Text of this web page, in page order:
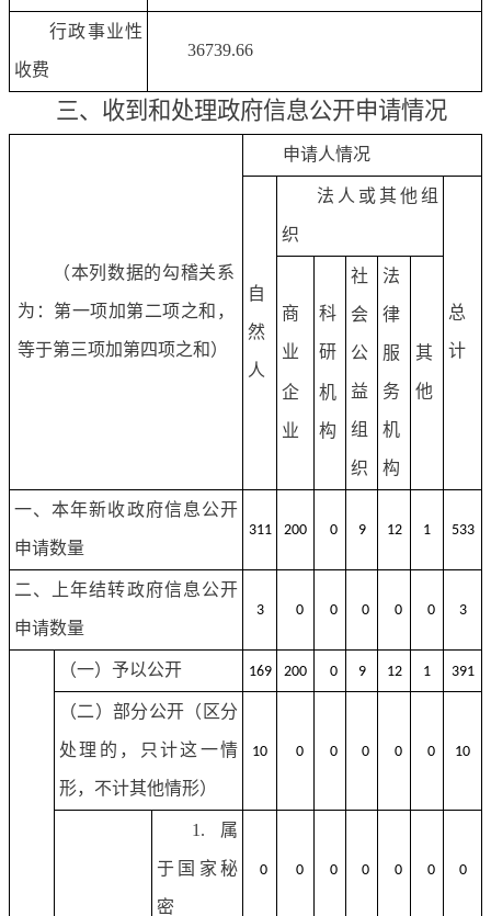
行政事业性
收费
36739.66
三、收到和处理政府信息公开申请情况
（本列数据的勾稽关系
为：第一项加第二项之和，
等于第三项加第四项之和）
申请人情况
自
然
人
法人或其他组
织
总
计
商
业
企
业
科
研
机
构
社
会
公
益
组
织
法
律
服
务
机
构
其
他
一、本年新收政府信息公开
申请数量
311 200 0 9 12 1 533
二、上年结转政府信息公开
申请数量
3 0 0 0 0 0 3
（一）予以公开 169 200 0 9 12 1 391
（二）部分公开（区分
处理的，只计这一情
形，不计其他情形）
10 0 0 0 0 0 10
1.属
于国家秘
密
0 0 0 0 0 0 0